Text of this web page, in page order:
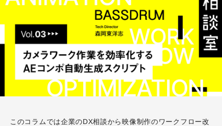
このコラムでは企業のDX相談から映像制作のワークフロー改